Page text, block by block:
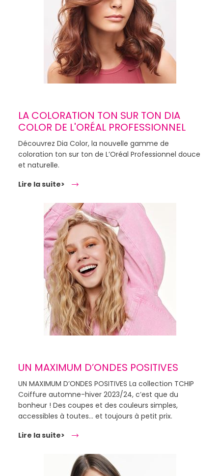
LA COLORATION TON SUR TON DIA
COLOR DE L'ORÉAL PROFESSIONNEL
Découvrez Dia Color, la nouvelle gamme de
coloration ton sur ton de L’Oréal Professionnel douce
et naturelle.
Lire la suite>
UN MAXIMUM D’ONDES POSITIVES
UN MAXIMUM D’ONDES POSITIVES La collection TCHIP
Coiffure automne-hiver 2023/24, c’est que du
bonheur ! Des coupes et des couleurs simples,
accessibles à toutes… et toujours à petit prix.
Lire la suite>